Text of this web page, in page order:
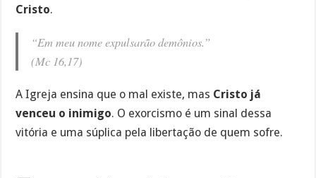
Cristo.
“Em meu nome expulsarão demônios.”
(Mc 16,17)
A Igreja ensina que o mal existe, mas Cristo já
venceu o inimigo. O exorcismo é um sinal dessa
vitória e uma súplica pela libertação de quem sofre.